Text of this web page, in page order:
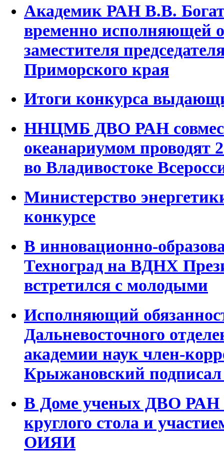
Академик РАН В.В.
временно исполняющей
заместителя
Приморского края
Итоги конкурса
ННЦМБ ДВО РАН
океанариумом проводят
во Владивостоке
Министерство
конкурсе
В инновационно-
Техноград на ВДНХ
встретился с молодыми
Исполняющий
Дальневосточного
академии наук член-
Крыжановский
В Доме ученых ДВО РАН
круглого стола и
ОИЯИ